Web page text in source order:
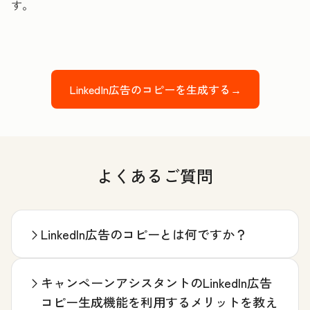
す。
LinkedIn広告のコピーを生成する→
よくあるご質問
LinkedIn広告のコピーとは何ですか？
キャンペーンアシスタントのLinkedIn広告
コピー生成機能を利用するメリットを教え